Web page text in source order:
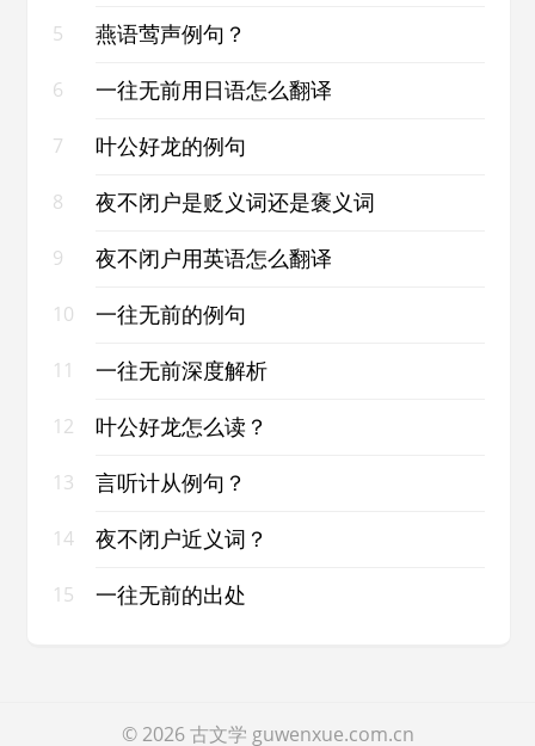
5 燕语莺声例句？
6 一往无前用日语怎么翻译
7 叶公好龙的例句
8 夜不闭户是贬义词还是褒义词
9 夜不闭户用英语怎么翻译
10 一往无前的例句
11 一往无前深度解析
12 叶公好龙怎么读？
13 言听计从例句？
14 夜不闭户近义词？
15 一往无前的出处
© 2026古文学 guwenxue.com.cn